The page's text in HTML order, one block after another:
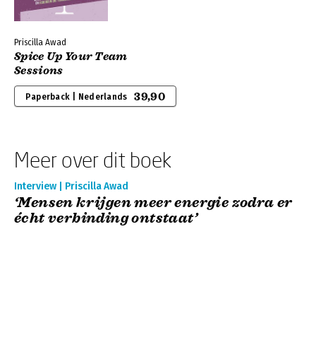
Priscilla Awad
Spice Up Your Team
Sessions
Paperback | Nederlands 39,90
Meer over dit boek
Interview | Priscilla Awad
‘Mensen krijgen meer energie zodra er
écht verbinding ontstaat’